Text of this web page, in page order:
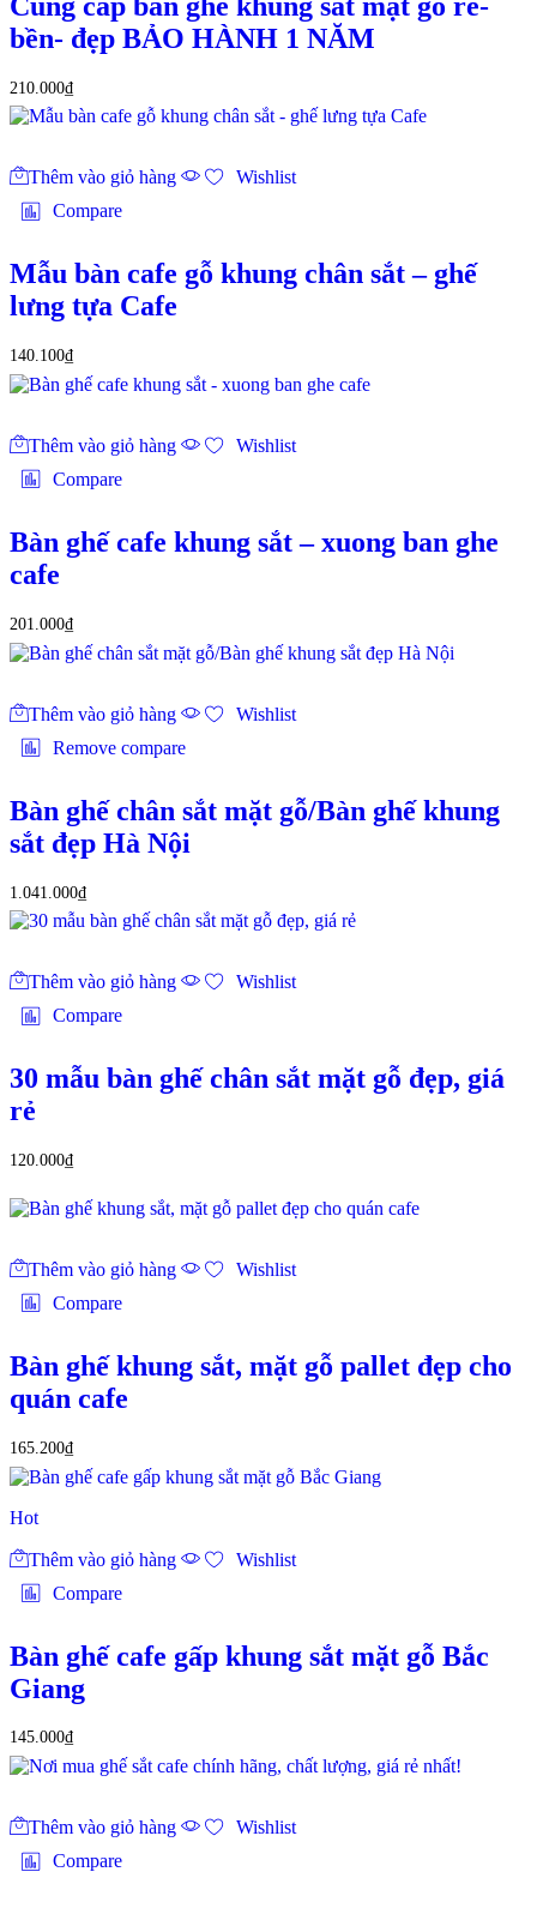
bền- đẹp BẢO HÀNH 1 NĂM
210.000₫
Thêm vào giỏ hàng
Wishlist
Compare
Mẫu bàn cafe gỗ khung chân sắt – ghế
lưng tựa Cafe
140.100₫
Thêm vào giỏ hàng
Wishlist
Compare
Bàn ghế cafe khung sắt – xuong ban ghe
cafe
201.000₫
Thêm vào giỏ hàng
Wishlist
Remove compare
Bàn ghế chân sắt mặt gỗ/Bàn ghế khung
sắt đẹp Hà Nội
1.041.000₫
Thêm vào giỏ hàng
Wishlist
Compare
30 mẫu bàn ghế chân sắt mặt gỗ đẹp, giá
rẻ
120.000₫
Thêm vào giỏ hàng
Wishlist
Compare
Bàn ghế khung sắt, mặt gỗ pallet đẹp cho
quán cafe
165.200₫
Hot
Thêm vào giỏ hàng
Wishlist
Compare
Bàn ghế cafe gấp khung sắt mặt gỗ Bắc
Giang
145.000₫
Thêm vào giỏ hàng
Wishlist
Compare